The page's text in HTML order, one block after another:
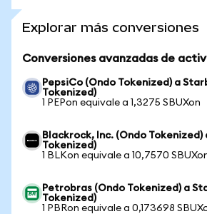
Explorar más conversiones
Conversiones avanzadas de
PepsiCo (Ondo Tokenized) a
Tokenized)
1 PEPon equivale a 1,3275 SBUXon
Blackrock, Inc. (Ondo
Tokenized)
1 BLKon equivale a 10,7570
Petrobras (Ondo Tokenized) a
Tokenized)
1 PBRon equivale a 0,173698